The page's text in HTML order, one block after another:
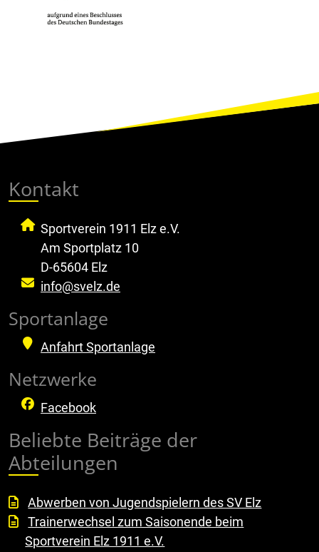
Kontakt
Sportverein 1911 Elz e.V.
Am Sportplatz 10
D-65604 Elz
info@svelz.de
Sportanlage
Anfahrt Sportanlage
Netzwerke
Facebook
Beliebte Beiträge der
Abteilungen
Abwerben von Jugendspielern des SV Elz
Trainerwechsel zum Saisonende beim
Sportverein Elz 1911 e.V.